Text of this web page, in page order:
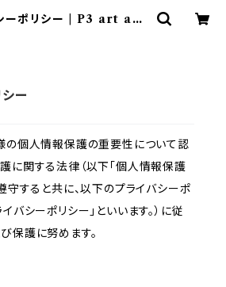
ーポリシー | P3 art and
ー
の個人情報保護の重要性について認
に関する法律（以下「個人情報保護
遵守すると共に、以下のプライバシーポ
バシーポリシー」といいます。）に従
保護に努めます。